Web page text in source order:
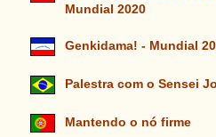
Mundial 2020
Genkidama! - Mundial
Palestra com o Sensei
Mantendo o nó firme